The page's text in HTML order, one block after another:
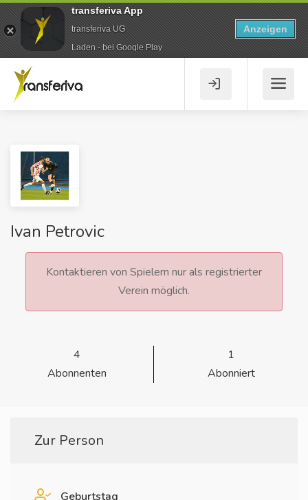
Ivan Petrovic
Kontaktieren von Spielern nur als registrierter
Verein möglich.
4
Abonnenten
1
Abonniert
Zur Person
Geburtstag
transferiva App
transferiva UG
Laden - bei Google Play
Anzeigen